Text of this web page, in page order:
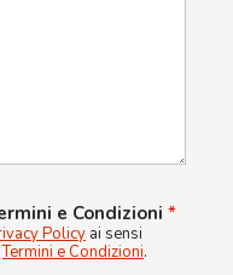
e Condizioni *
Policy ai sensi
Termini e Condizioni.